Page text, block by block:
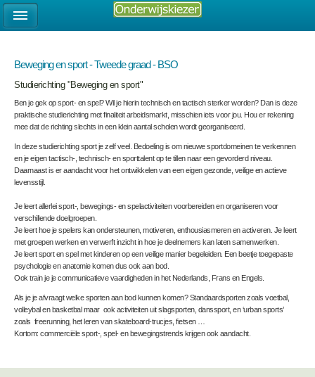
Beweging en sport - Tweede graad - BSO
Studierichting "Beweging en sport"
Ben je gek op sport- en spel? Wil je hierin technisch en tactisch sterker worden? Dan is deze
praktische studierichting met finaliteit arbeidsmarkt, misschien iets voor jou. Hou er rekening
mee dat de richting slechts in een klein aantal scholen wordt georganiseerd.
In deze studierichting sport je zelf veel. Bedoeling is om nieuwe sportdomeinen te verkennen
en je eigen tactisch-, technisch- en sporttalent op te tillen naar een gevorderd niveau.
Daarnaast is er aandacht voor het ontwikkelen van een eigen gezonde, veilige en actieve
levensstijl.
Je leert allerlei sport-, bewegings- en spelactiviteiten voorbereiden en organiseren voor
verschillende doelgroepen.
Je leert hoe je spelers kan ondersteunen, motiveren, enthousiasmeren en activeren. Je leert
met groepen werken en verwerft inzicht in hoe je deelnemers kan laten samenwerken.
Je leert sport en spel met kinderen op een veilige manier begeleiden. Een beetje toegepaste
psychologie en anatomie komen dus ook aan bod.
Ook train je je communicatieve vaardigheden in het Nederlands, Frans en Engels.
Als je je afvraagt welke sporten aan bod kunnen komen? Standaardsporten zoals voetbal,
volleybal en basketbal maar ook activiteiten uit slagsporten, danssport, en ‘urban sports’
zoals freerunning, het leren van skateboard-trucjes, fietsen …
Kortom: commerciële sport-, spel- en bewegingstrends krijgen ook aandacht.